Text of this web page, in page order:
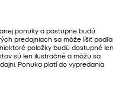
ponuky a postupne budú
predajniach sa môže líšiť podľa
položky budú dostupné len
sú len ilustračné a môžu sa
Ponuka platí do vypredania